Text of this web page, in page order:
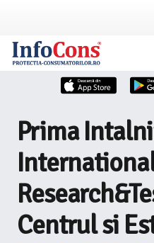
Prima
Centrul si